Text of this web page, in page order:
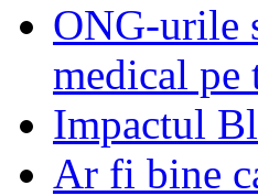
ONG-urile
medical pe
Impactul
Ar fi bine